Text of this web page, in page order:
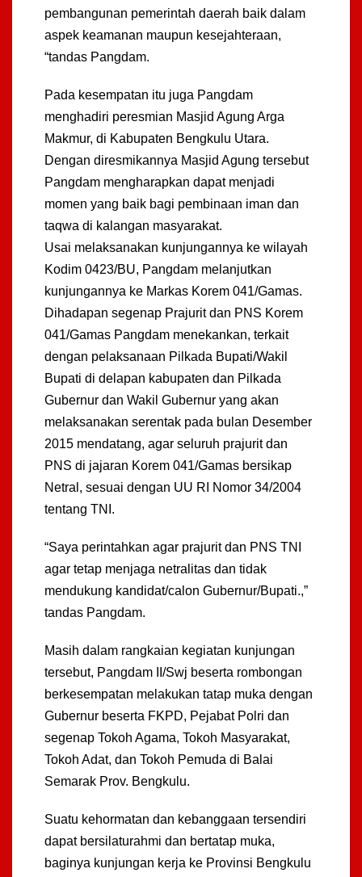
pembangunan pemerintah daerah baik dalam
aspek keamanan maupun kesejahteraan,
“tandas Pangdam.
Pada kesempatan itu juga Pangdam
menghadiri peresmian Masjid Agung Arga
Makmur, di Kabupaten Bengkulu Utara.
Dengan diresmikannya Masjid Agung tersebut
Pangdam mengharapkan dapat menjadi
momen yang baik bagi pembinaan iman dan
taqwa di kalangan masyarakat.
Usai melaksanakan kunjungannya ke wilayah
Kodim 0423/BU, Pangdam melanjutkan
kunjungannya ke Markas Korem 041/Gamas.
Dihadapan segenap Prajurit dan PNS Korem
041/Gamas Pangdam menekankan, terkait
dengan pelaksanaan Pilkada Bupati/Wakil
Bupati di delapan kabupaten dan Pilkada
Gubernur dan Wakil Gubernur yang akan
melaksanakan serentak pada bulan Desember
2015 mendatang, agar seluruh prajurit dan
PNS di jajaran Korem 041/Gamas bersikap
Netral, sesuai dengan UU RI Nomor 34/2004
tentang TNI.
“Saya perintahkan agar prajurit dan PNS TNI
agar tetap menjaga netralitas dan tidak
mendukung kandidat/calon Gubernur/Bupati.,”
tandas Pangdam.
Masih dalam rangkaian kegiatan kunjungan
tersebut, Pangdam II/Swj beserta rombongan
berkesempatan melakukan tatap muka dengan
Gubernur beserta FKPD, Pejabat Polri dan
segenap Tokoh Agama, Tokoh Masyarakat,
Tokoh Adat, dan Tokoh Pemuda di Balai
Semarak Prov. Bengkulu.
Suatu kehormatan dan kebanggaan tersendiri
dapat bersilaturahmi dan bertatap muka,
baginya kunjungan kerja ke Provinsi Bengkulu